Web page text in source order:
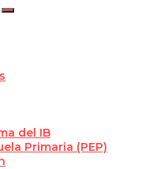
del IB
Primaria (PEP)